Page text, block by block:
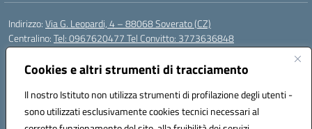
Cookies e altri strumenti di tracciamento
Il nostro Istituto non utilizza strumenti di profilazione degli utenti -
sono utilizzati esclusivamente cookies tecnici necessari al
Indirizzo:Via G. Leopardi, 4 – 88068 Soverato (CZ)
Centralino:Tel: 0967620477 Tel Convitto: 3773636848
Email:
Posta elettronica certificata (PEC):czrh04000q@pec.istruzione.it
Codice fiscale: 84000690796
Codice meccanografico:CZRH04000Q
Codice Indice delle Pubbliche Amministrazioni (IPA): istsc_czrh04000q